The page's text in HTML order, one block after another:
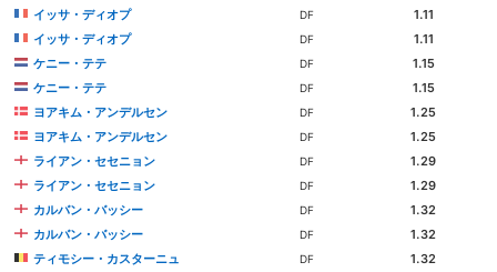
イッサ・ディオプ
DF
1.11
イッサ・ディオプ
DF
1.11
ケニー・テテ
DF
1.15
ケニー・テテ
DF
1.15
ヨアキム・アンデルセン
DF
1.25
ヨアキム・アンデルセン
DF
1.25
ライアン・セセニョン
DF
1.29
ライアン・セセニョン
DF
1.29
カルバン・バッシー
DF
1.32
カルバン・バッシー
DF
1.32
ティモシー・カスターニュ
DF
1.32